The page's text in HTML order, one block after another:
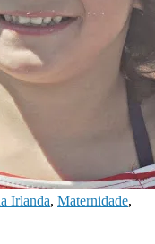
Irlanda, Maternidade,